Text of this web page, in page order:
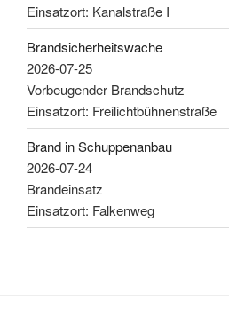
Einsatzort: Kanalstraße I
Brandsicherheitswache
2026-07-25
Vorbeugender Brandschutz
Einsatzort: Freilichtbühnenstraße
Brand in Schuppenanbau
2026-07-24
Brandeinsatz
Einsatzort: Falkenweg